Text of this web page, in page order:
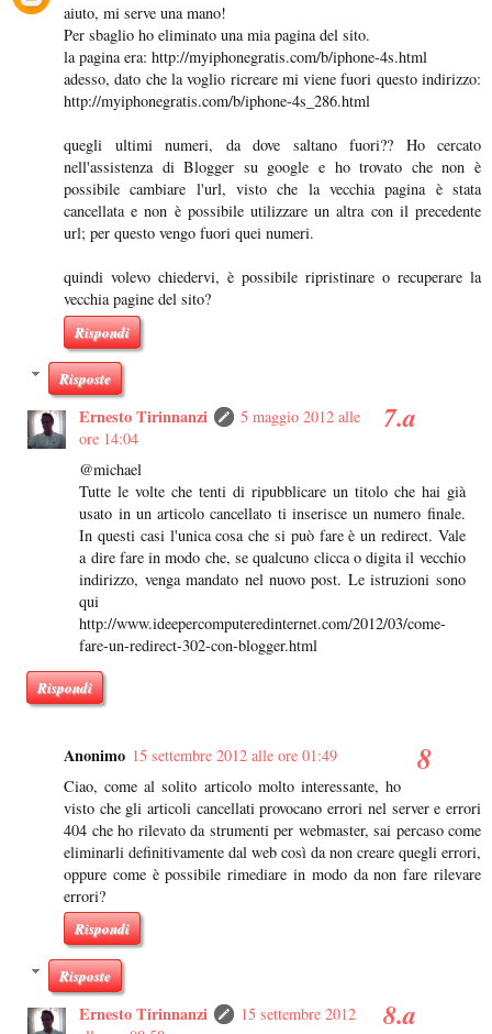
aiuto, mi serve una mano!
Per sbaglio ho eliminato una mia pagina del sito.
la pagina era: http://myiphonegratis.com/b/iphone-4s.html
adesso, dato che la voglio ricreare mi viene fuori questo indirizzo:
http://myiphonegratis.com/b/iphone-4s_286.html
quegli ultimi numeri, da dove saltano fuori?? Ho cercato
nell'assistenza di Blogger su google e ho trovato che non è
possibile cambiare l'url, visto che la vecchia pagina è stata
cancellata e non è possibile utilizzare un altra con il precedente
url; per questo vengo fuori quei numeri.
quindi volevo chiedervi, è possibile ripristinare o recuperare la
vecchia pagine del sito?
Rispondi
Risposte
Ernesto Tirinnanzi
5 maggio 2012 alle
ore 14:04
@michael
Tutte le volte che tenti di ripubblicare un titolo che hai già
usato in un articolo cancellato ti inserisce un numero finale.
In questi casi l'unica cosa che si può fare è un redirect. Vale
a dire fare in modo che, se qualcuno clicca o digita il vecchio
indirizzo, venga mandato nel nuovo post. Le istruzioni sono
qui
http://www.ideepercomputeredinternet.com/2012/03/come-
fare-un-redirect-302-con-blogger.html
Rispondi
Anonimo 15 settembre 2012 alle ore 01:49
Ciao, come al solito articolo molto interessante, ho
visto che gli articoli cancellati provocano errori nel server e errori
404 che ho rilevato da strumenti per webmaster, sai percaso come
eliminarli definitivamente dal web così da non creare quegli errori,
oppure come è possibile rimediare in modo da non fare rilevare
errori?
Rispondi
Risposte
Ernesto Tirinnanzi
15 settembre 2012